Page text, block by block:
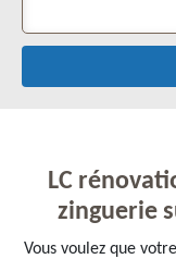
LC
zinguerie
Vous voulez que